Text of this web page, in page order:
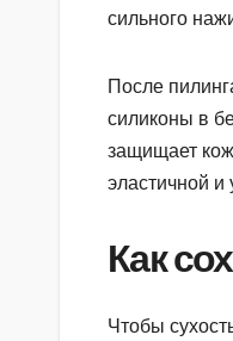
сильного
После
силиконы в
защищает
эластичной
Как
Чтобы